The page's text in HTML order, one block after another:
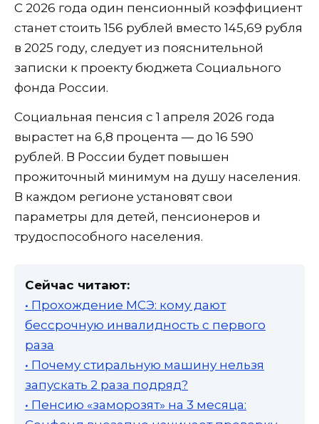
С 2026 года один пенсионный коэффициент
станет стоить 156 рублей вместо 145,69 рубля
в 2025 году, следует из пояснительной
записки к проекту бюджета Социального
фонда России.
Социальная пенсия с 1 апреля 2026 года
вырастет на 6,8 процента — до 16 590
рублей. В России будет повышен
прожиточный минимум на душу населения.
В каждом регионе установят свои
параметры для детей, пенсионеров и
трудоспособного населения.
Сейчас читают:
• Прохождение МСЭ: кому дают
бессрочную инвалидность с первого
раза
• Почему стиральную машину нельзя
запускать 2 раза подряд?
• Пенсию «заморозят» на 3 месяца: